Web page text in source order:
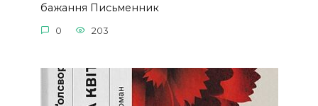
бажання Письменник
0 203